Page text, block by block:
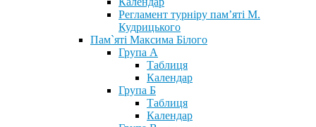
Регламент турніру пам’яті М.
Кудрицького
Пам`яті Максима Білого
Група А
Таблиця
Календар
Група Б
Таблиця
Календар